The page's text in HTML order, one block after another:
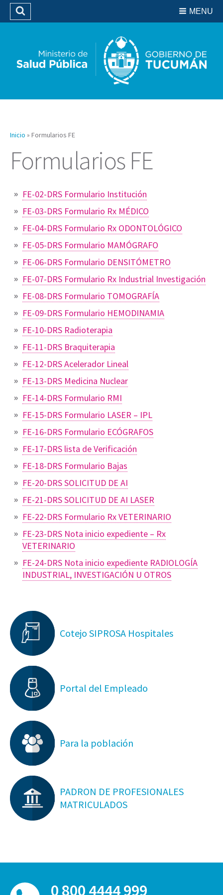
Biblioteca
MENU
Buscar
Inicio » Formularios FE
Formularios FE
FE-02-DRS Formulario Institución
FE-03-DRS Formulario Rx MÉDICO
FE-04-DRS Formulario Rx ODONTOLÓGICO
FE-05-DRS Formulario MAMÓGRAFO
FE-06-DRS Formulario DENSITÓMETRO
FE-07-DRS Formulario Rx Industrial Investigación
FE-08-DRS Formulario TOMOGRAFÍA
FE-09-DRS Formulario HEMODINAMIA
FE-10-DRS Radioterapia
FE-11-DRS Braquiterapia
FE-12-DRS Acelerador Lineal
FE-13-DRS Medicina Nuclear
FE-14-DRS Formulario RMI
FE-15-DRS Formulario LASER – IPL
FE-16-DRS Formulario ECÓGRAFOS
FE-17-DRS lista de Verificación
FE-18-DRS Formulario Bajas
FE-20-DRS SOLICITUD DE AI
FE-21-DRS SOLICITUD DE AI LASER
FE-22-DRS Formulario Rx VETERINARIO
FE-23-DRS Nota inicio expediente – Rx
VETERINARIO
FE-24-DRS Nota inicio expediente RADIOLOGÍA
INDUSTRIAL, INVESTIGACIÓN U OTROS
Cotejo SIPROSA Hospitales
Portal del Empleado
Para la población
PADRON DE PROFESIONALES
MATRICULADOS
0 800 4444 999